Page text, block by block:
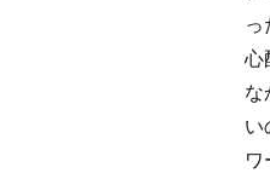
っ
心
な
い